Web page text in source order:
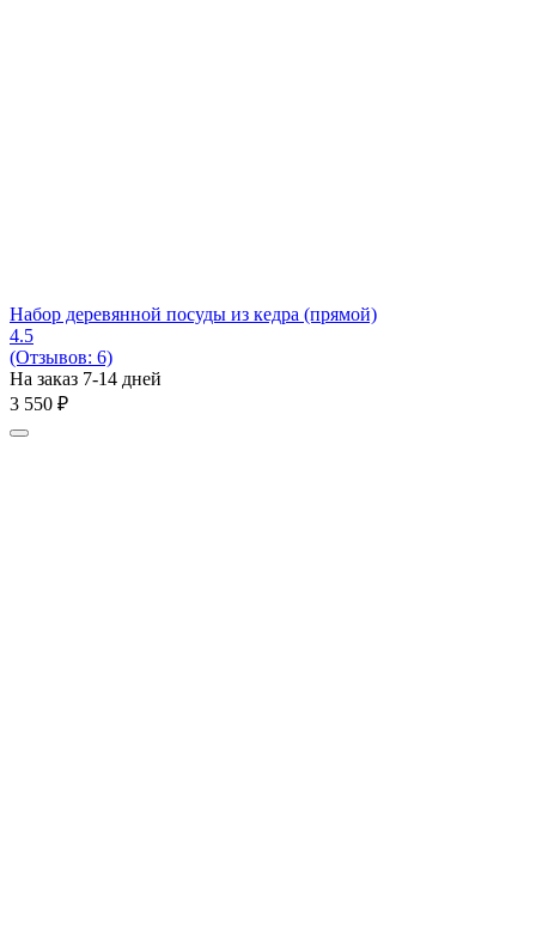
Набор деревянной посуды из кедра (прямой)
4.5
(Отзывов: 6)
На заказ 7-14 дней
3 550 ₽